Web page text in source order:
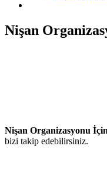
Nişan
Nişan Organizasyonu
bizi takip edebilirsiniz.